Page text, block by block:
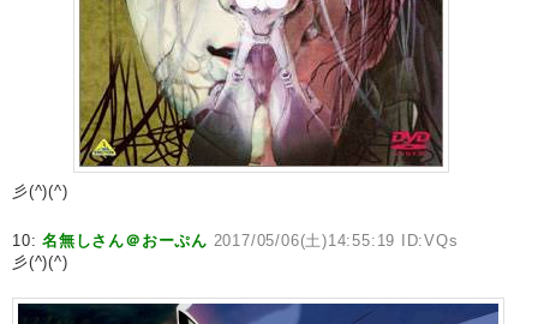
彡(^)(^)
10:名無しさん＠おーぷん 2017/05/06(土)14:55:19 ID:VQs
彡(^)(^)